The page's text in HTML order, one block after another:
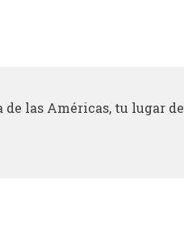
las Américas, tu lugar de